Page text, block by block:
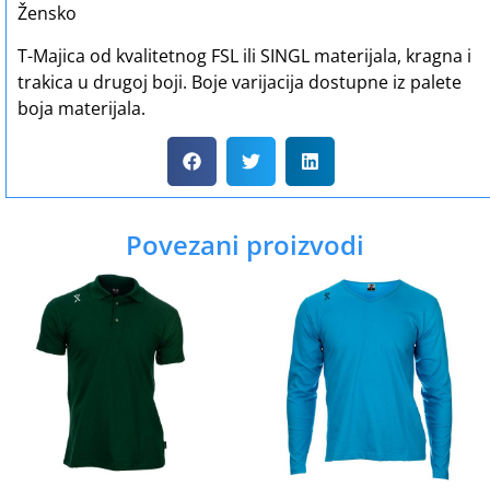
Žensko
T-Majica od kvalitetnog FSL ili SINGL materijala, kragna i
trakica u drugoj boji. Boje varijacija dostupne iz palete
boja materijala.
Povezani proizvodi